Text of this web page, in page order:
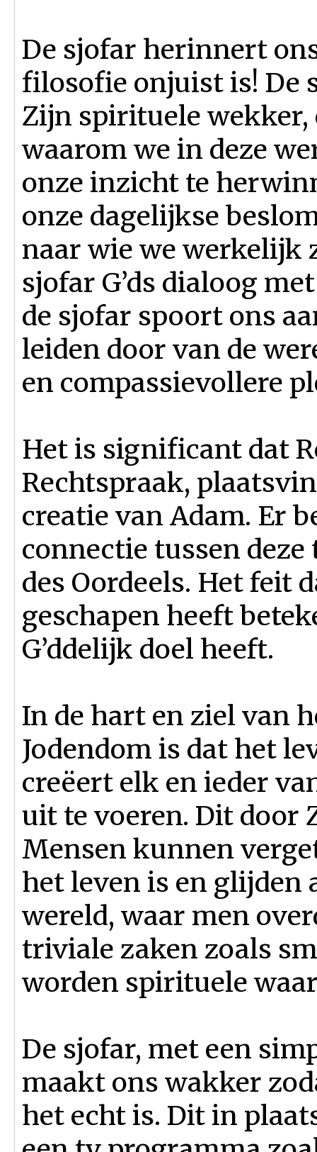
De sjofar herinnert
filosofie onjuist is! De
Zijn spirituele wekker,
waarom we in deze
onze inzicht te
onze dagelijkse
naar wie we werkelijk
sjofar G’ds dialoog
de sjofar spoort ons
leiden door van de
en compassievollere
Het is significant dat
Rechtspraak,
creatie van Adam. Er
connectie tussen deze
des Oordeels. Het feit
geschapen heeft
G’ddelijk doel heeft.
In de hart en ziel van
Jodendom is dat het
creëert elk en ieder
uit te voeren. Dit door
Mensen kunnen
het leven is en glijden
wereld, waar men
triviale zaken zoals
worden spirituele
De sjofar, met een
maakt ons wakker
het echt is. Dit in